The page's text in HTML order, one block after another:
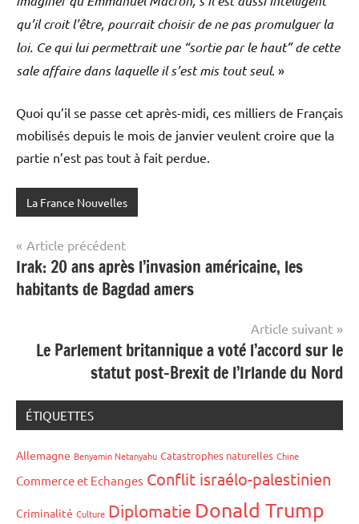
qu’il croit l’être, pourrait choisir de ne pas promulguer la
loi. Ce qui lui permettrait une “sortie par le haut” de cette
sale affaire dans laquelle il s’est mis tout seul. »
Quoi qu’il se passe cet après-midi, ces milliers de Français
mobilisés depuis le mois de janvier veulent croire que la
partie n’est pas tout à fait perdue.
La France Nouvelles
Navigation
de
l’article
Article précédent
Irak: 20 ans après l’invasion américaine, les
habitants de Bagdad amers
Article suivant
Le Parlement britannique a voté l’accord sur le
statut post-Brexit de l’Irlande du Nord
ÉTIQUETTES
Allemagne Benyamin Netanyahu Catastrophes naturelles Chine
Commerce et Echanges Conflit israélo-palestinien
Criminalité Culture Diplomatie Donald Trump